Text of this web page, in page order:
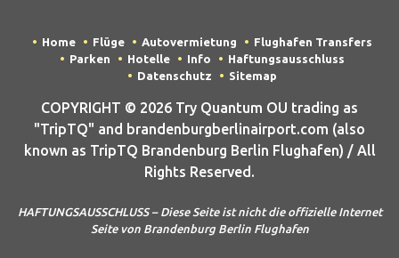
Home Flüge Autovermietung
Flughafen Transfers
Parken
Hotelle Info
Haftungsausschluss
Datenschutz
Sitemap
COPYRIGHT © 2026 Try Quantum OU trading as
"TripTQ" and brandenburgberlinairport.com (also
known as TripTQ Brandenburg Berlin Flughafen) / All
Rights Reserved.
HAFTUNGSAUSSCHLUSS – Diese Seite ist nicht die offizielle Internet
Seite von Brandenburg Berlin Flughafen